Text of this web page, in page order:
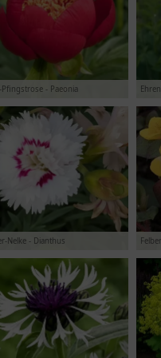
Pfingstrose - Paeonia
Nelke - Dianthus